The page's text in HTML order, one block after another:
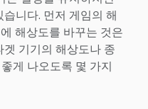
니다. 먼저 게임의 해
해상도를 바꾸는 것은
기기의 해상도나 종
게 나오도록 몇 가지